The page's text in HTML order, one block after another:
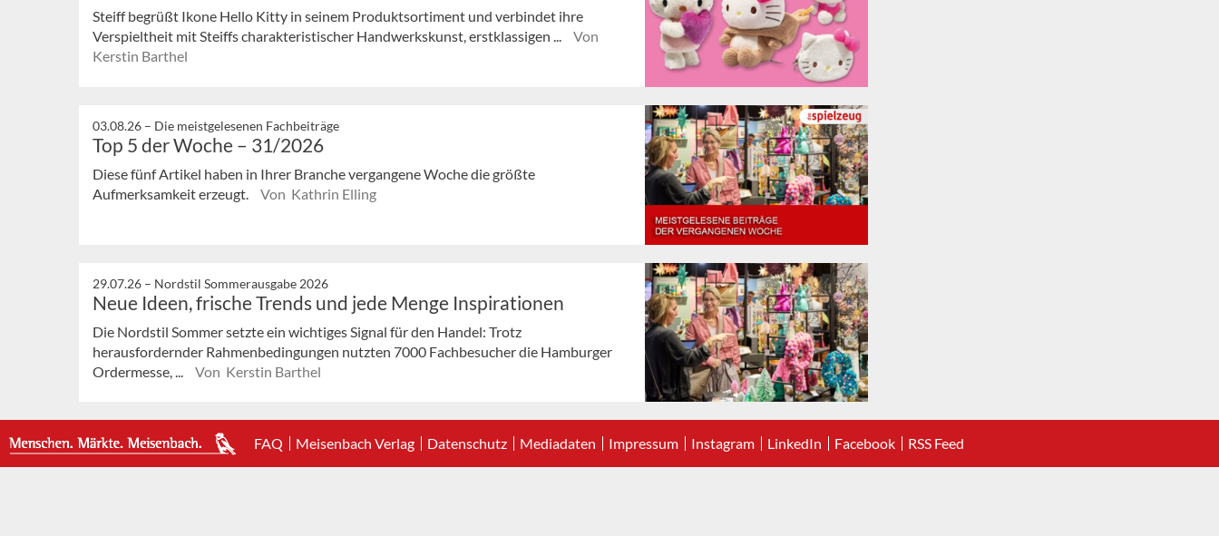
Steiff begrüßt Ikone Hello Kitty in seinem Produktsortiment und verbindet ihre
Verspieltheit mit Steiffs charakteristischer Handwerkskunst, erstklassigen ...
Von
Kerstin Barthel
03.08.26 – Die meistgelesenen Fachbeiträge
Top 5 der Woche – 31/2026
Diese fünf Artikel haben in Ihrer Branche vergangene Woche die größte
Aufmerksamkeit erzeugt.
Von Kathrin Elling
29.07.26 – Nordstil Sommerausgabe 2026
Neue Ideen, frische Trends und jede Menge Inspirationen
Die Nordstil Sommer setzte ein wichtiges Signal für den Handel: Trotz
herausfordernder Rahmenbedingungen nutzten 7000 Fachbesucher die Hamburger
Ordermesse, ...
Von Kerstin Barthel
FAQ Meisenbach Verlag Datenschutz Mediadaten Impressum Instagram LinkedIn Facebook RSS Feed